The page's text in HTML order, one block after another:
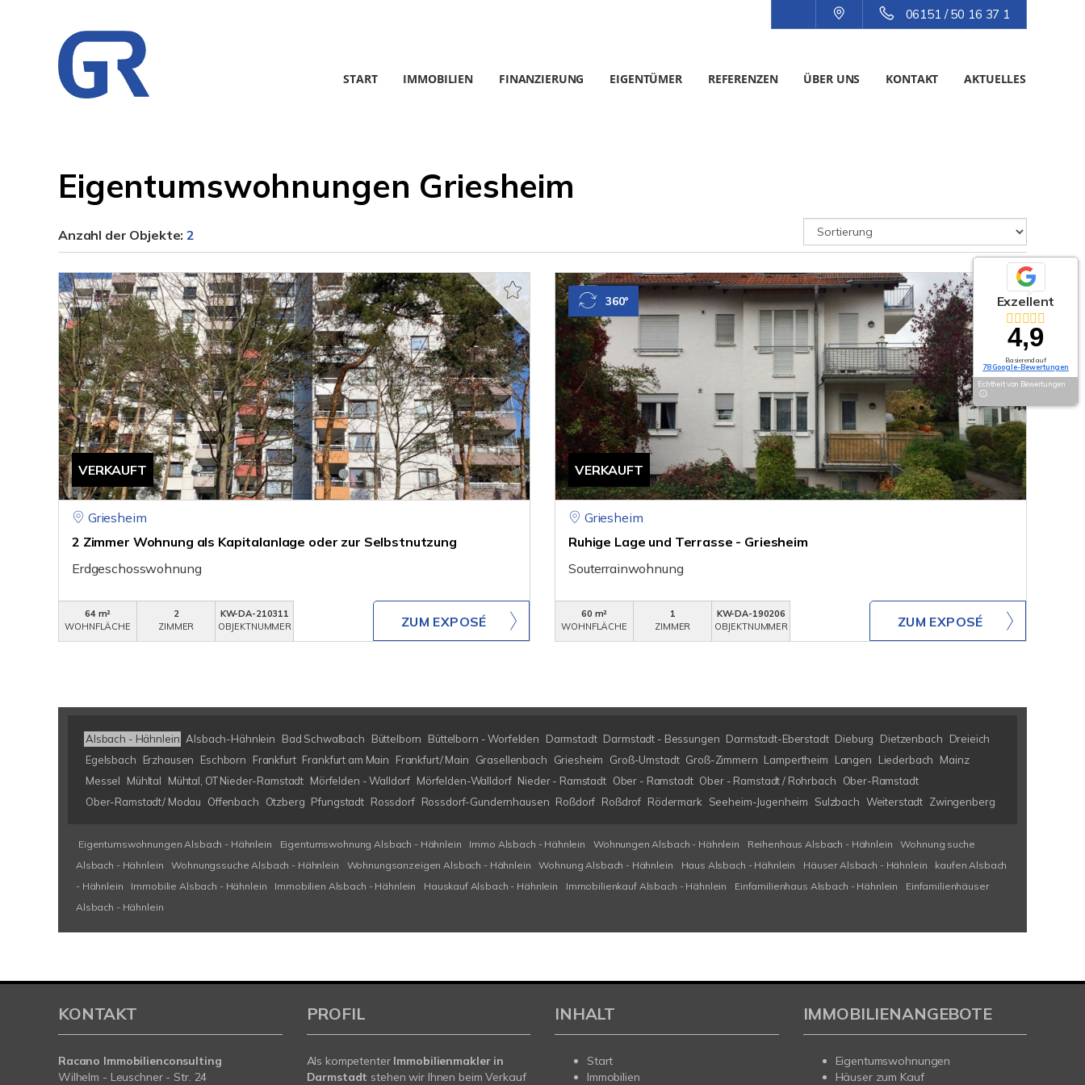
06151 / 50 16 37 1
START IMMOBILIEN FINANZIERUNG EIGENTÜMER REFERENZEN ÜBER UNS KONTAKT AKTUELLES
Eigentumswohnungen Griesheim
Anzahl der Objekte:2
VERKAUFT
Griesheim
2 Zimmer Wohnung als Kapitalanlage oder zur Selbstnutzung
Erdgeschosswohnung
64 m²
WOHNFLÄCHE
2
ZIMMER
KW-DA-210311
OBJEKTNUMMER
ZUM EXPOSÉ
VERKAUFT
360°
Griesheim
Ruhige Lage und Terrasse - Griesheim
Souterrainwohnung
60 m²
WOHNFLÄCHE
1
ZIMMER
KW-DA-190206
OBJEKTNUMMER
ZUM EXPOSÉ
Alsbach - Hähnlein Alsbach-Hähnlein Bad Schwalbach Büttelborn Büttelborn - Worfelden Darmstadt Darmstadt - Bessungen Darmstadt-Eberstadt Dieburg Dietzenbach
Dreieich
Egelsbach
Erzhausen Eschborn Frankfurt Frankfurt am Main Frankfurt/ Main Grasellenbach Griesheim Groß-Umstadt Groß-Zimmern Lampertheim Langen Liederbach
Mainz
Messel
Mühltal Mühtal, OT Nieder-Ramstadt Mörfelden - Walldorf Mörfelden-Walldorf Nieder - Ramstadt Ober - Ramstadt Ober - Ramstadt / Rohrbach
Ober-Ramstadt
Ober-Ramstadt/ Modau
Offenbach Otzberg Pfungstadt Rossdorf Rossdorf-Gundernhausen Roßdorf Roßdrof Rödermark Seeheim-Jugenheim Sulzbach Weiterstadt Zwingenberg
Eigentumswohnungen Alsbach - Hähnlein Eigentumswohnung Alsbach - Hähnlein Immo Alsbach - Hähnlein Wohnungen Alsbach - Hähnlein Reihenhaus Alsbach - Hähnlein
Wohnung suche
Alsbach - Hähnlein
Wohnungssuche Alsbach - Hähnlein Wohnungsanzeigen Alsbach - Hähnlein Wohnung Alsbach - Hähnlein Haus Alsbach - Hähnlein Häuser Alsbach - Hähnlein
kaufen Alsbach
- Hähnlein
Immobilie Alsbach - Hähnlein Immobilien Alsbach - Hähnlein Hauskauf Alsbach - Hähnlein Immobilienkauf Alsbach - Hähnlein Einfamilienhaus Alsbach - Hähnlein
Einfamilienhäuser
Alsbach - Hähnlein
Exzellent
4,9
Basierend auf
78 Google-Bewertungen
Echtheit von Bewertungen
KONTAKT
Racano Immobilienconsulting
Wilhelm - Leuschner - Str. 24
PROFIL
Als kompetenter Immobilienmakler in
Darmstadt stehen wir Ihnen beim Verkauf
INHALT
Start
Immobilien
IMMOBILIENANGEBOTE
Eigentumswohnungen
Häuser zum Kauf